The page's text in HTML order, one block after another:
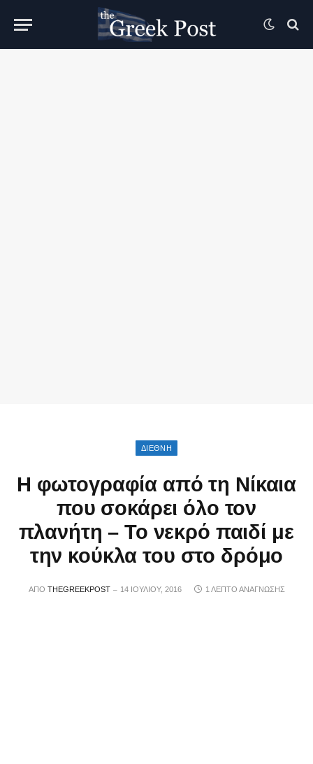
ΔΙΕΘΝΉ
Η φωτογραφία από τη Νίκαια
που σοκάρει όλο τον
πλανήτη – Το νεκρό παιδί με
την κούκλα του στο δρόμο
ΑΠΌ THEGREEKPOST 14 ΙΟΥΛΊΟΥ, 2016 1 ΛΕΠΤΌ ΑΝΆΓΝΩΣΗΣ